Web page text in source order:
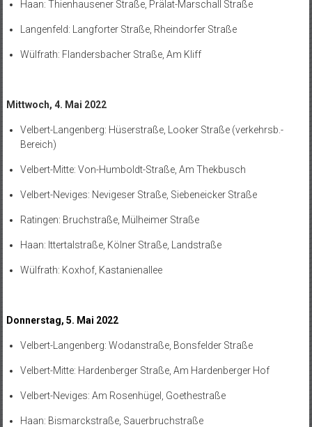
Haan: Thienhausener Straße, Prälat-Marschall Straße
Langenfeld: Langforter Straße, Rheindorfer Straße
Wülfrath: Flandersbacher Straße, Am Kliff
Mittwoch, 4. Mai 2022
Velbert-Langenberg: Hüserstraße, Looker Straße (verkehrsb.-
Bereich)
Velbert-Mitte: Von-Humboldt-Straße, Am Thekbusch
Velbert-Neviges: Nevigeser Straße, Siebeneicker Straße
Ratingen: Bruchstraße, Mülheimer Straße
Haan: Ittertalstraße, Kölner Straße, Landstraße
Wülfrath: Koxhof, Kastanienallee
Donnerstag, 5. Mai 2022
Velbert-Langenberg: Wodanstraße, Bonsfelder Straße
Velbert-Mitte: Hardenberger Straße, Am Hardenberger Hof
Velbert-Neviges: Am Rosenhügel, Goethestraße
Haan: Bismarckstraße, Sauerbruchstraße